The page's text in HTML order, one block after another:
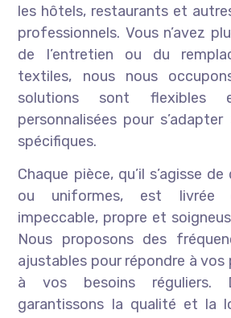
les hôtels, restaurants et
professionnels. Vous n’avez
de l’entretien ou du
textiles, nous nous
solutions sont flexibles
personnalisées pour
spécifiques.
Chaque pièce, qu’il s’agisse
ou uniformes, est
impeccable, propre et
Nous proposons des
ajustables pour répondre à vos
à vos besoins réguliers.
garantissons la qualité et la